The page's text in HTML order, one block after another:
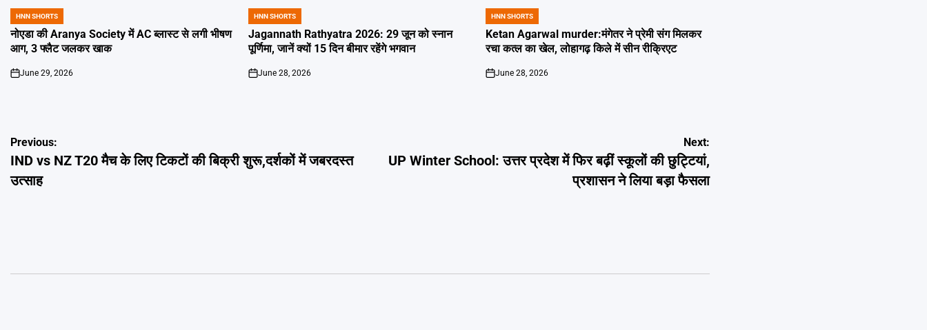
POSTED
IN
HNN SHORTS
नोएडा की Aranya Society में AC ब्लास्ट से लगी भीषण
आग, 3 फ्लैट जलकर खाक
on
June 29, 2026
POSTED
IN
HNN SHORTS
Jagannath Rathyatra 2026: 29 जून को स्नान
पूर्णिमा, जानें क्यों 15 दिन बीमार रहेंगे भगवान
on
June 28, 2026
POSTED
IN
HNN SHORTS
Ketan Agarwal murder:मंगेतर ने प्रेमी संग मिलकर
रचा कत्ल का खेल, लोहागढ़ किले में सीन रीक्रिएट
on
June 28, 2026
Post
navigation
Previous:
IND vs NZ T20 मैच के लिए टिकटों की बिक्री शुरू,दर्शकों में जबरदस्त
उत्साह
Next:
UP Winter School: उत्तर प्रदेश में फिर बढ़ीं स्कूलों की छुट्टियां,
प्रशासन ने लिया बड़ा फैसला